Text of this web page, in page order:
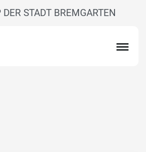
STADT BREMGARTEN